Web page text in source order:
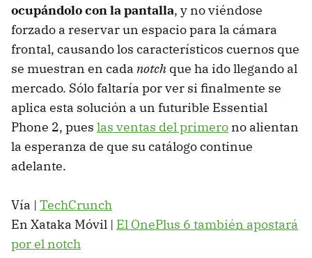
ocupándolo con la pantalla, y no viéndose
forzado a reservar un espacio para la cámara
frontal, causando los característicos cuernos que
se muestran en cada notch que ha ido llegando al
mercado. Sólo faltaría por ver si finalmente se
aplica esta solución a un futurible Essential
Phone 2, pues las ventas del primero no alientan
la esperanza de que su catálogo continue
adelante.
Vía | TechCrunch
En Xataka Móvil | El OnePlus 6 también apostará
por el notch